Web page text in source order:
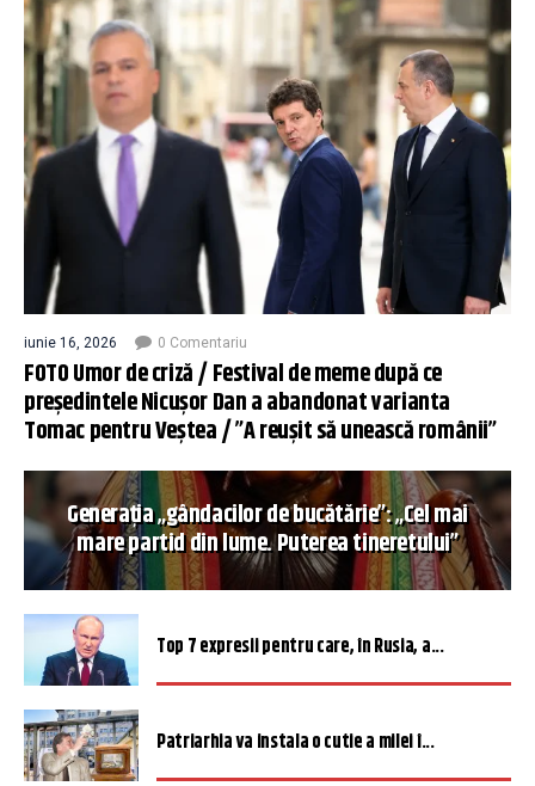
iunie 16, 2026 0 Comentariu
FOTO Umor de criză / Festival de meme după ce
președintele Nicușor Dan a abandonat varianta
Tomac pentru Veștea / ”A reușit să unească românii”
Generația „gândacilor de bucătărie”: „Cel mai
mare partid din lume. Puterea tineretului”
Top 7 expresii pentru care, în Rusia, a...
Patriarhia va instala o cutie a milei î...